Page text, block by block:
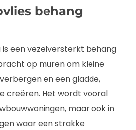
behang
is een vezelversterkt behang
op muren om kleine
en een gladde,
creëren. Het wordt vooral
maar ook in
waar een strakke